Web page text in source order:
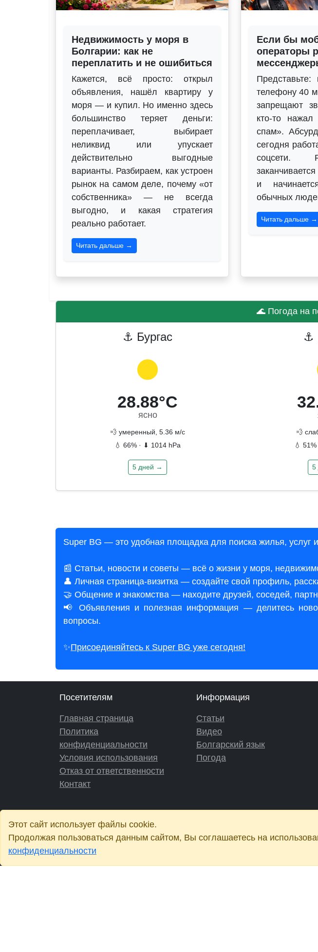
Недвижимость у моря в
Болгарии: как не
переплатить и не ошибиться
Кажется, всё просто: открыл
объявления, нашёл квартиру у
моря — и купил. Но именно здесь
большинство теряет деньги:
переплачивает, выбирает
неликвид или упускает
действительно выгодные
варианты. Разбираем, как устроен
рынок на самом деле, почему «от
собственника» — не всегда
выгодно, и какая стратегия
реально работает.
Читать дальше →
Если бы
операторы
телефону 40
запрещают
кто-то нажал
спам».
сегодня
соцсети.
и
обычных
Читать дальше →
🌊 Погода на
⚓ Бургас
28.88°C
ясно
💨 умеренный, 5.36 м/с
💧 66% · ⬇ 1014 hPa
5 дней →
💨
💧
5
Super BG — это удобная площадка для поиска жилья,
📰 Статьи, новости и советы — всё о жизни у моря,
👤 Личная страница-визитка — создайте свой профиль,
🤝 Общение и знакомства — находите друзей, соседей,
📢 Объявления и полезная информация — делитесь
вопросы.
✨Присоединяйтесь к Super BG уже сегодня!
Посетителям
Главная страница
Политика
конфиденциальности
Условия использования
Отказ от ответственности
Контакт
Информация
Статьи
Видео
Болгарский язык
Погода
Этот сайт использует файлы cookie.
Продолжая пользоваться данным сайтом, Вы соглашаетесь на
конфиденциальности